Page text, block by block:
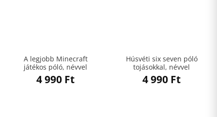
A legjobb Minecraft
játékos póló, névvel
4 990 Ft
Húsvéti six seven póló
tojásokkal, névvel
4 990 Ft